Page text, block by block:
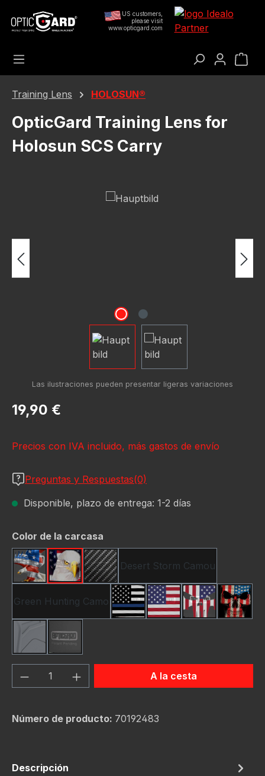
Saltar al contenido principalUS customers,
please visit
www.opticgard.com
El
Training Lens HOLOSUN®
OpticGard Training Lens for
Holosun SCS Carry
Omitir galería de imágenes
Precio normal:
19,90 €
Precios con IVA incluido, más gastos de envío
Preguntas y Respuestas(0)
Disponible, plazo de entrega: 1-2 días
Seleccione
Color de la carcasa
American EagleBald Eagle America Flag
Carbon Fiber
Desert Storm Camou
Green Hunting Camo
Thin Blue Line Flag
USA Flag New
Us Flag Skull
Us
grey schwarz
Cantidad del producto: introduce la
A la cesta
Número de producto: 70192483
Descripción